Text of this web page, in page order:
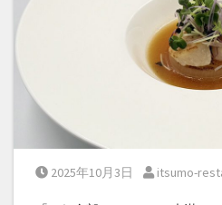
Posted on
2025年10月3日 Posted by
itsumo-